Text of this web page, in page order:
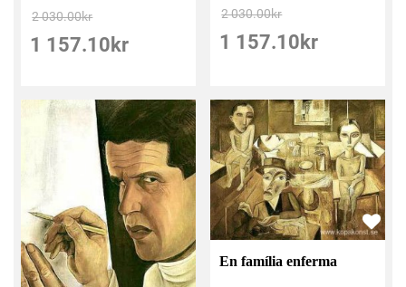
2 030.00kr
1 157.10 kr
2 030.00kr
1 157.10 kr
En família enferma